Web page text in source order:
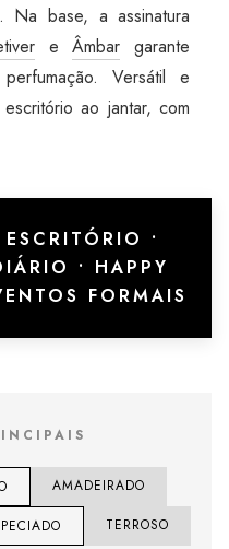
. Na base, a assinatura
eÂmbar garante
Versátil e
ao jantar, com
ESCRITÓRIO •
• HAPPY
FORMAIS
AMADEIRADO
TERROSO